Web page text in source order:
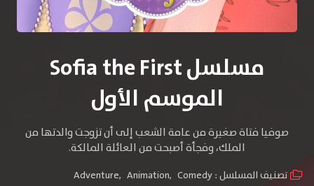
مسلسل Sofia the First
الموسم الأول
صوفيا فتاة صغيرة من عامة الشعب إلى أن تزوجت والدتها من
الملك، وفجأة أصبحت من العائلة المالكة.
تصنيف المسلسل : Adventure, Animation, Comedy